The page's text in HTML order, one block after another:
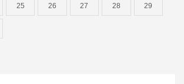
25 26 27 28 29